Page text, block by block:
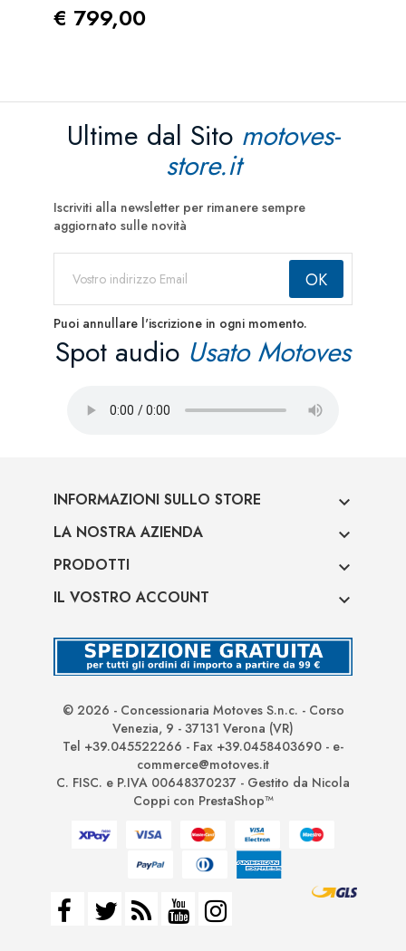
Prezzo
€ 799,00
Ultime dal Sito motoves-
store.it
Iscriviti alla newsletter per rimanere sempre
aggiornato sulle novità
Puoi annullare l'iscrizione in ogni momento.
Spot audio Usato Motoves
INFORMAZIONI SULLO STORE 
LA NOSTRA AZIENDA 
PRODOTTI 
IL VOSTRO ACCOUNT 
© 2026 - Concessionaria Motoves S.n.c. - Corso
Venezia, 9 - 37131 Verona (VR)
Tel +39.045522266 - Fax +39.0458403690 - e-
commerce@motoves.it
C. FISC. e P.IVA 00648370237 - Gestito da Nicola
Coppi con PrestaShop™